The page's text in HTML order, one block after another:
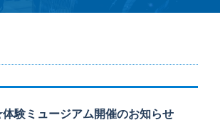
験ミュージアム開催のお知らせ